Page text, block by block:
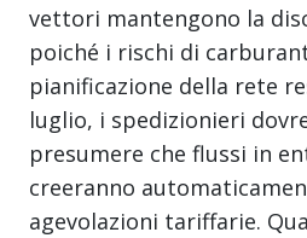
vettori mantengono la
poiché i rischi di
pianificazione della rete
luglio, i spedizionieri
presumere che flussi in
creeranno
agevolazioni tariffarie.